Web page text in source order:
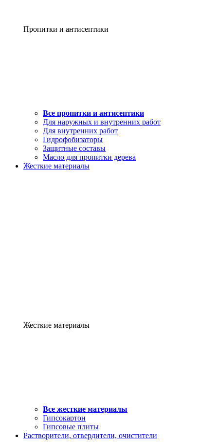
Пропитки и антисептики
Все пропитки и антисептики
Для наружных и внутренних работ
Для внутренних работ
Гидрофобизаторы
Защитные составы
Масло для пропитки дерева
Жесткие материалы
Жесткие материалы
Все жесткие материалы
Гипсокартон
Гипсовые плиты
Растворители, отвердители, очистители